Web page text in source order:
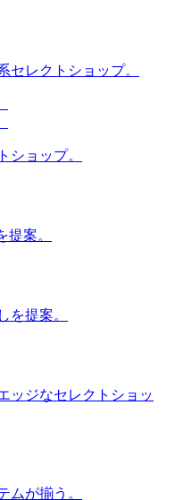
セレクトショップ。
ショップ。
提案。
を提案。
ッジなセレクトショッ
ムが揃う。